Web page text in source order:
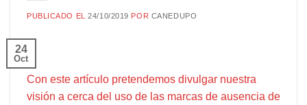
PUBLICADO EL24/10/2019 POR CANEDUPO
24
Oct
Con este artículo pretendemos divulgar nuestra
visión a cerca del uso de las marcas de ausencia de